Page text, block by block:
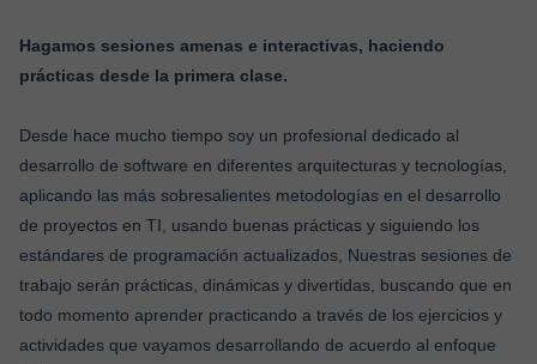
Hagamos sesiones amenas e interactivas, haciendo
prácticas desde la primera clase.
Desde hace mucho tiempo soy un profesional dedicado al
desarrollo de software en diferentes arquitecturas y tecnologías,
aplicando las más sobresalientes metodologías en el desarrollo
de proyectos en TI, usando buenas prácticas y siguiendo los
estándares de programación actualizados, Nuestras sesiones de
trabajo serán prácticas, dinámicas y divertidas, buscando que en
todo momento aprender practicando a través de los ejercicios y
actividades que vayamos desarrollando de acuerdo al enfoque